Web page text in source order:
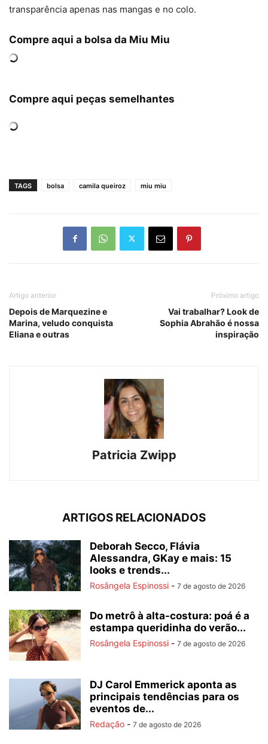
transparência apenas nas mangas e no colo.
Compre aqui a bolsa da Miu Miu
Compre aqui peças semelhantes
TAGS bolsa camila queiroz miu miu
Artigo anterior
Depois de Marquezine e
Marina, veludo conquista
Eliana e outras
Próximo artigo
Vai trabalhar? Look de
Sophia Abrahão é nossa
inspiração
Patricia Zwipp
ARTIGOS RELACIONADOS
Deborah Secco, Flávia
Alessandra, GKay e mais: 15
looks e trends...
Rosângela Espinossi - 7 de agosto de 2026
Do metrô à alta-costura: poá é a
estampa queridinha do verão...
Rosângela Espinossi - 7 de agosto de 2026
DJ Carol Emmerick aponta as
principais tendências para os
eventos de...
Redação - 7 de agosto de 2026